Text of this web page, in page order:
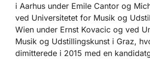
i Aarhus under Emile Cantor og
ved Universitetet for Musik og
Wien under Ernst Kovacic og ved
Musik og Udstillingskunst i Graz,
dimitterede i 2015 med en